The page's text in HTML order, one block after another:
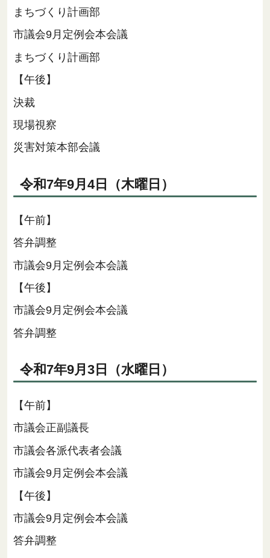
まちづくり計画部
市議会9月定例会本会議
まちづくり計画部
【午後】
決裁
現場視察
災害対策本部会議
令和7年9月4日（木曜日）
【午前】
答弁調整
市議会9月定例会本会議
【午後】
市議会9月定例会本会議
答弁調整
令和7年9月3日（水曜日）
【午前】
市議会正副議長
市議会各派代表者会議
市議会9月定例会本会議
【午後】
市議会9月定例会本会議
答弁調整